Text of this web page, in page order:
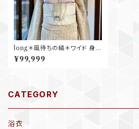
long＊風待ちの縞＊ワイド 身幅
広め 洗えるきもの ストライプ 縞
グリーン ブラウン 夏きもの B6
¥99,999
CATEGORY
浴衣